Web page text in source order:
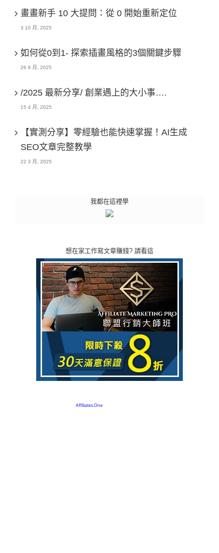
畫畫新手 10 大提問：從 0 開始重新定位
3 10 月, 2025
如何從0到1- 探索插畫風格的3個關鍵步驟
26 9 月, 2025
/2025 最新分享/ 創業遇上的大小事….
15 4 月, 2025
【實測分享】零經驗也能快速掌握！AI生成
SEO文章完整教學
22 3 月, 2025
我都在這裡學
想在家工作寫文章賺錢? 請看這